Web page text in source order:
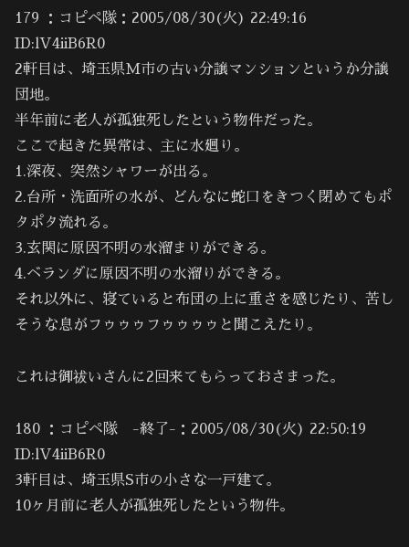
179 ：コピペ隊：2005/08/30(火) 22:49:16
ID:lV4iiB6R0
2軒目は、埼玉県M市の古い分譲マンションというか分譲
団地。
半年前に老人が孤独死したという物件だった。
ここで起きた異常は、主に水廻り。
1.深夜、突然シャワーが出る。
2.台所・洗面所の水が、どんなに蛇口をきつく閉めてもポ
タポタ流れる。
3.玄関に原因不明の水溜まりができる。
4.ベランダに原因不明の水溜りができる。
それ以外に、寝ていると布団の上に重さを感じたり、苦し
そうな息がフゥゥゥフゥゥゥゥと聞こえたり。
これは御祓いさんに2回来てもらっておさまった。
180 ：コピペ隊 -終了-：2005/08/30(火) 22:50:19
ID:lV4iiB6R0
3軒目は、埼玉県S市の小さな一戸建て。
10ヶ月前に老人が孤独死したという物件。